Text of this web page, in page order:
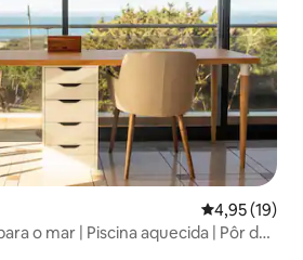
4,95 de uma
4,95 (19)
o mar | Piscina aquecida | Pôr do